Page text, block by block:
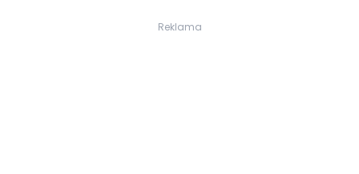
Reklama